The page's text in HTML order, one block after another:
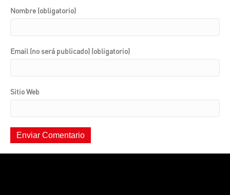
Nombre (obligatorio)
Email (no será publicado) (obligatorio)
Sitio Web